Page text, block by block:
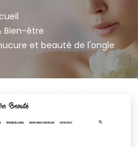
Bien-être
et beauté de l'ongle